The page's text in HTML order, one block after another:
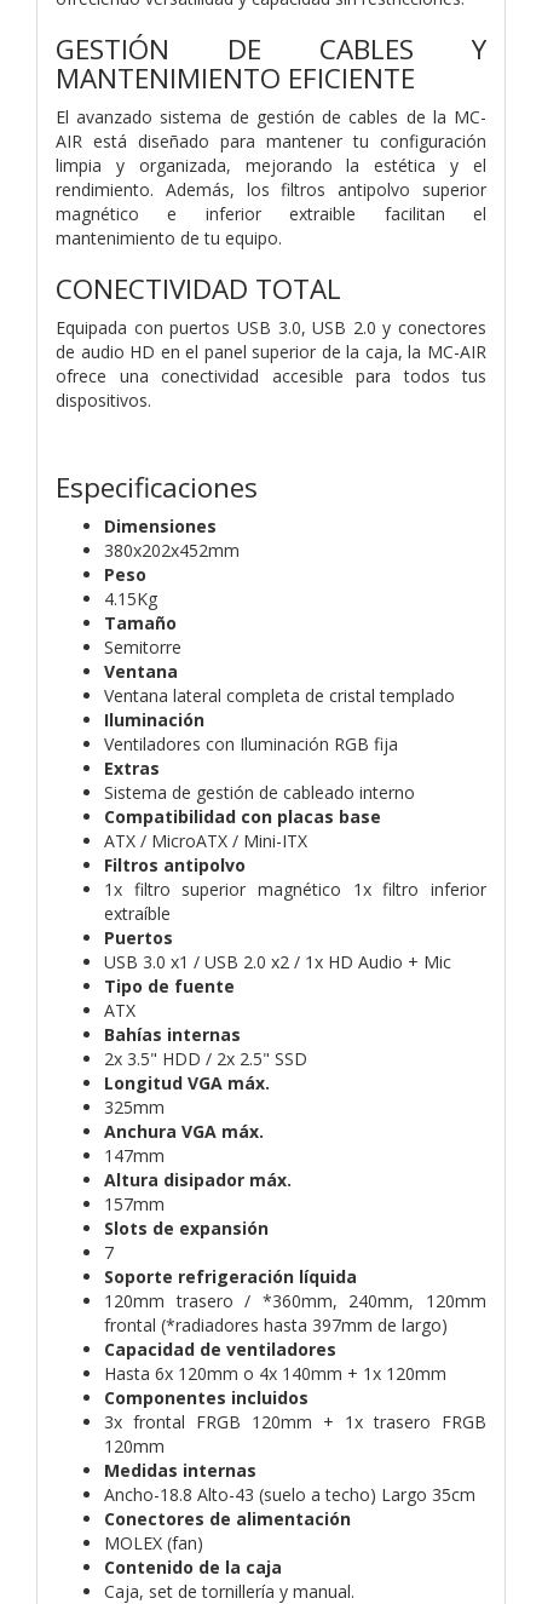
GESTIÓN DE CABLES Y
MANTENIMIENTO EFICIENTE
El avanzado sistema de gestión de cables de la MC-
AIR está diseñado para mantener tu configuración
limpia y organizada, mejorando la estética y el
rendimiento. Además, los filtros antipolvo superior
magnético e inferior extraible facilitan el
mantenimiento de tu equipo.
CONECTIVIDAD TOTAL
Equipada con puertos USB 3.0, USB 2.0 y conectores
de audio HD en el panel superior de la caja, la MC-AIR
ofrece una conectividad accesible para todos tus
dispositivos.
Especificaciones
Dimensiones
380x202x452mm
Peso
4.15Kg
Tamaño
Semitorre
Ventana
Ventana lateral completa de cristal templado
Iluminación
Ventiladores con Iluminación RGB fija
Extras
Sistema de gestión de cableado interno
Compatibilidad con placas base
ATX / MicroATX / Mini-ITX
Filtros antipolvo
1x filtro superior magnético 1x filtro inferior
extraíble
Puertos
USB 3.0 x1 / USB 2.0 x2 / 1x HD Audio + Mic
Tipo de fuente
ATX
Bahías internas
2x 3.5" HDD / 2x 2.5" SSD
Longitud VGA máx.
325mm
Anchura VGA máx.
147mm
Altura disipador máx.
157mm
Slots de expansión
7
Soporte refrigeración líquida
120mm trasero / *360mm, 240mm, 120mm
frontal (*radiadores hasta 397mm de largo)
Capacidad de ventiladores
Hasta 6x 120mm o 4x 140mm + 1x 120mm
Componentes incluidos
3x frontal FRGB 120mm + 1x trasero FRGB
120mm
Medidas internas
Ancho-18.8 Alto-43 (suelo a techo) Largo 35cm
Conectores de alimentación
MOLEX (fan)
Contenido de la caja
Caja, set de tornillería y manual.